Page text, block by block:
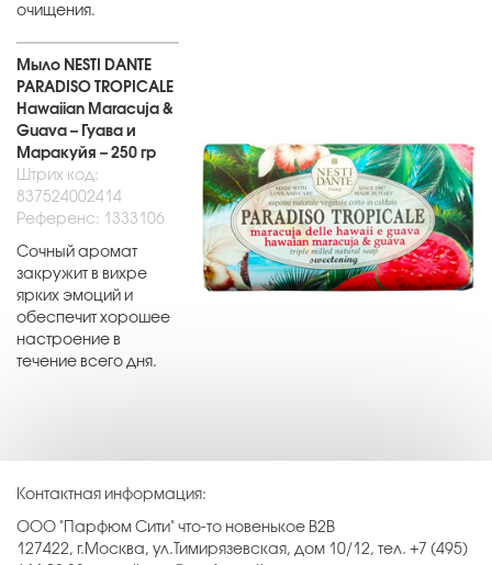
очищения.
Мыло NESTI DANTE
PARADISO TROPICALE
Hawaiian Maracuja &
Guava – Гуава и
Маракуйя – 250 гр
Штрих код:
837524002414
Референс: 1333106
Сочный аромат
закружит в вихре
ярких эмоций и
обеспечит хорошее
настроение в
течение всего дня.
Контактная информация:
ООО "Парфюм Сити" что-то новенькое B2B
127422, г.Москва, ул.Тимирязевская, дом 10/12, тел. +7 (495)